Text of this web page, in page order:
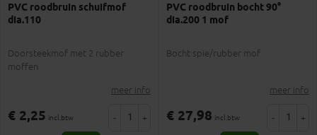
PVC roodbruin schuifmof
dia.110
Doorsteekmof met 2 rubber
moffen
meer info
€ 2,25 incl.btw - +
PVC roodbruin bocht 90°
dia.200 1 mof
Bocht spie/rubber mof
meer info
€ 27,98 incl.btw - +